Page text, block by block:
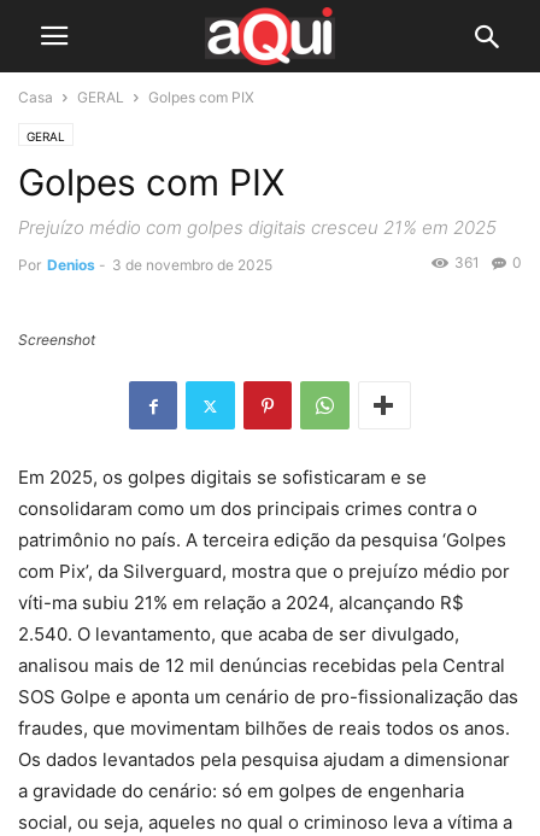
Casa GERAL Golpes com PIX
GERAL
Golpes com PIX
Prejuízo médio com golpes digitais cresceu 21% em 2025
Por Denios - 3 de novembro de 2025 0
361
Screenshot
Em 2025, os golpes digitais se sofisticaram e se
consolidaram como um dos principais crimes contra o
patrimônio no país. A terceira edição da pesquisa ‘Golpes
com Pix’, da Silverguard, mostra que o prejuízo médio por
víti-ma subiu 21% em relação a 2024, alcançando R$
2.540. O levantamento, que acaba de ser divulgado,
analisou mais de 12 mil denúncias recebidas pela Central
SOS Golpe e aponta um cenário de pro-fissionalização das
fraudes, que movimentam bilhões de reais todos os anos.
Os dados levantados pela pesquisa ajudam a dimensionar
a gravidade do cenário: só em golpes de engenharia
social, ou seja, aqueles no qual o criminoso leva a vítima a